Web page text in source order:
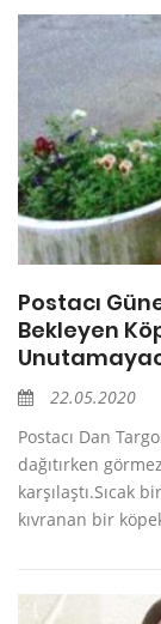
Postacı
Bekleyen
22.05.2020
Postacı Dan
dağıtırken
karşılaştı.Sıcak
kıvranan bir